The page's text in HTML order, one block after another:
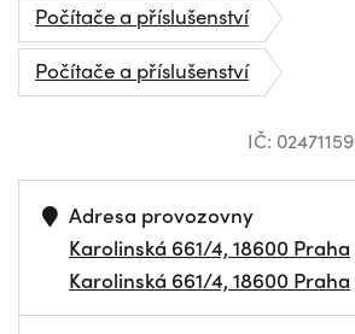
Počítače a příslušenství
Počítače a příslušenství
IČ: 02471159
Adresa provozovny
Karolinská 661/4, 18600 Praha
Karolinská 661/4, 18600 Praha